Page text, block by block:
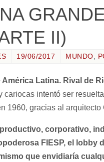
II)
19/06/2017 MUNDO,
Latina. Rival de
cariocas intentó ser
1960, gracias al arquitecto
corporativo,
FIESP, el
que envidiaría